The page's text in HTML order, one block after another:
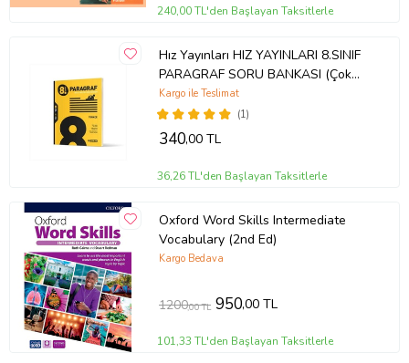
240,00 TL'den Başlayan Taksitlerle
Hız Yayınları HIZ YAYINLARI 8.SINIF
PARAGRAF SORU BANKASI (Çok
Renkli)
(1)
Kargo ile Teslimat
340,00 TL
36,26 TL'den Başlayan Taksitlerle
Oxford Word Skills Intermediate
Vocabulary (2nd Ed)
Kargo Bedava
1200,00 TL 950,00 TL
101,33 TL'den Başlayan Taksitlerle